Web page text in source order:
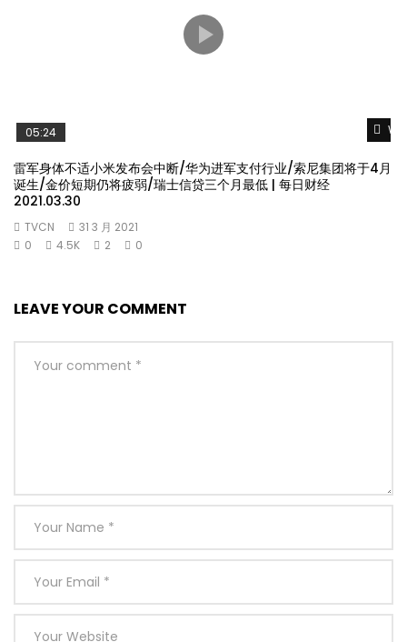
05:24
雷军身体不适小米发布会中断/华为进军支付行业/索尼集团将于4月
诞生/金价短期仍将疲弱/瑞士信贷三个月最低 | 每日财经
2021.03.30
TVCN
31 3 月 2021
0
4.5K 2 0
LEAVE YOUR COMMENT